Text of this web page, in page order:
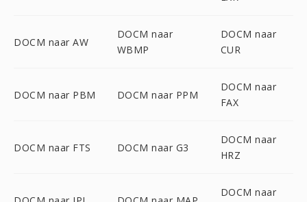
DOCM naar AW
DOCM naar
WBMP
DOCM naar
CUR
DOCM naar PBM DOCM naar PPM
DOCM naar
FAX
DOCM naar FTS DOCM naar G3
DOCM naar
HRZ
DOCM naar